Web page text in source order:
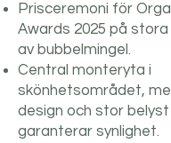
Prisceremoni för
Awards 2025 på
av bubbelmingel.
Central monteryta i
skönhetsområdet,
design och stor
garanterar synlighet.